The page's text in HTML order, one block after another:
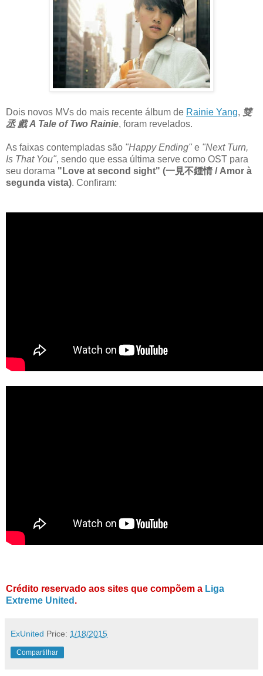
Dois novos MVs do mais recente álbum de Rainie Yang, 雙
丞 戲 A Tale of Two Rainie, foram revelados.
As faixas contempladas são "Happy Ending" e "Next Turn,
Is That You", sendo que essa última serve como OST para
seu dorama "Love at second sight" (一見不鍾情 / Amor à
segunda vista). Confiram:
Crédito reservado aos sites que compõem a Liga
Extreme United .
ExUnited Price: 1/18/2015
Compartilhar